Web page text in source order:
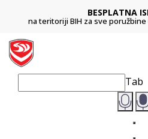
BESPLATNA
na teritoriji BIH za sve
Tab